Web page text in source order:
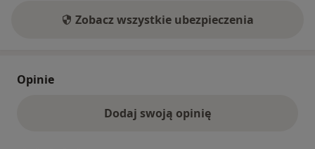
Zobacz wszystkie ubezpieczenia
Opinie
Dodaj swoją opinię